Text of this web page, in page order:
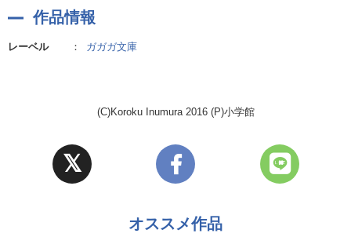
作品情報
レーベル ： ガガガ文庫
(C)Koroku Inumura 2016 (P)小学館
オススメ作品